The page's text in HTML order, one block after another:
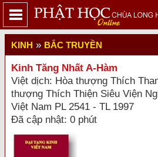
KINH » BẮC TRUYỀN
Kinh Tăng Nhất A-Hàm
Việt dịch: Hòa thượng Thích
thượng Thích Thiện Siêu Viện
Việt Nam PL 2541 - TL 1997
Đã cập nhật: 0 phút